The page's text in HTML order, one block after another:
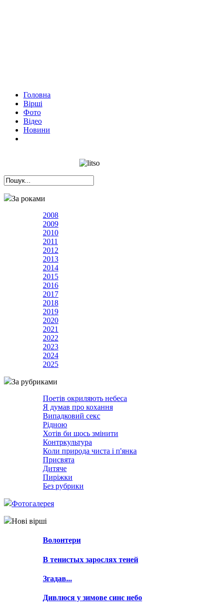
Головна
Вірші
Фото
Відео
Новини
За роками
2008
2009
2010
2011
2012
2013
2014
2015
2016
2017
2018
2019
2020
2021
2022
2023
2024
2025
За рубриками
Поетів окриляють небеса
Я думав про кохання
Випадковий секс
Рідною
Хотів би щось змінити
Контркультура
Коли природа чиста і п'янка
Присвята
Дитяче
Пиріжки
Без рубрики
Фотогалерея
Нові вірші
Волонтери
В тенистых зарослях теней
Згадав...
Дивлюся у зимове синє небо